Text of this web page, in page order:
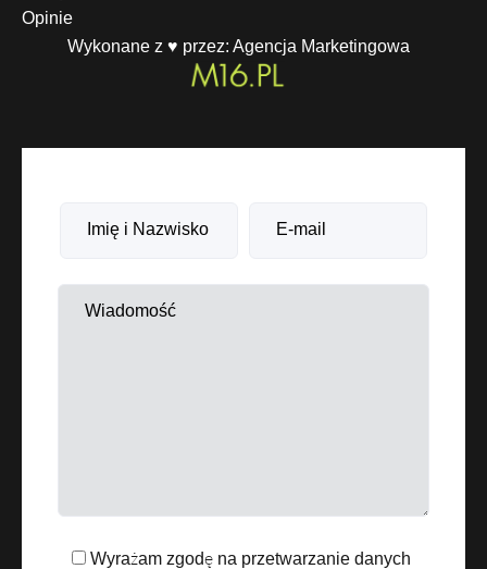
Opinie
Wykonane z ♥ przez: Agencja Marketingowa
Wyrażam zgodę na przetwarzanie danych